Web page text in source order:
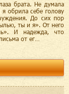
брата. Не думала
обрила себе голову
До сих пор
ты и я». От него
И надежда, что
от ег…